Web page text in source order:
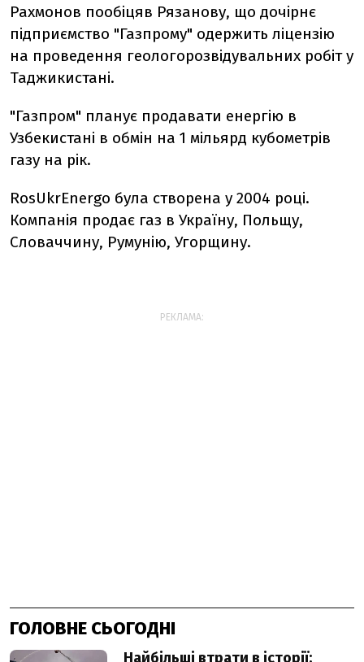
Рахмонов пообіцяв Рязанову, що дочірнє
підприємство "Газпрому" одержить ліцензію
на проведення геологорозвідувальних робіт у
Таджикистані.
"Газпром" планує продавати енергію в
Узбекистані в обмін на 1 мільярд кубометрів
газу на рік.
RosUkrEnergo була створена у 2004 році.
Компанія продає газ в Україну, Польщу,
Словаччину, Румунію, Угорщину.
РЕКЛАМА:
ГОЛОВНЕ СЬОГОДНІ
Найбільші втрати в історії: